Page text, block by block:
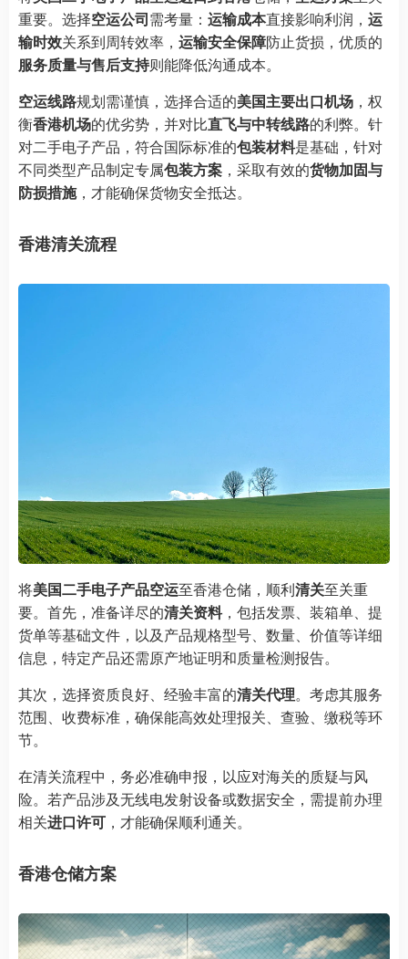
重要。选择空运公司需考量： 运输成本直接影响利润， 运
输时效关系到周转效率， 运输安全保障防止货损，优质的
服务质量与售后支持则能降低沟通成本。
空运线路规划需谨慎，选择合适的美国主要出口机场 ，权
衡香港机场的优劣势，并对比直飞与中转线路的利弊。针
对二手电子产品，符合国际标准的包装材料是基础，针对
不同类型产品制定专属包装方案 ，采取有效的货物加固与
防损措施，才能确保货物安全抵达。
香港清关流程
将美国二手电子产品空运至香港仓储，顺利清关至关重
要。首先，准备详尽的清关资料，包括发票、装箱单、提
货单等基础文件，以及产品规格型号、数量、价值等详细
信息，特定产品还需原产地证明和质量检测报告。
其次，选择资质良好、经验丰富的清关代理。考虑其服务
范围、收费标准，确保能高效处理报关、查验、缴税等环
节。
在清关流程中，务必准确申报，以应对海关的质疑与风
险。若产品涉及无线电发射设备或数据安全，需提前办理
相关进口许可 ，才能确保顺利通关。
香港仓储方案